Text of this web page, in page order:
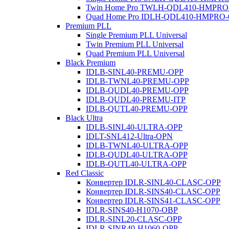
Twin Home Pro TWLH-QDL410-
Quad Home Pro IDLH-QDL410-
Premium PLL
Single Premium PLL Universal
Twin Premium PLL Universal
Quad Premium PLL Universal
Black Premium
IDLB-SINL40-PREMU-OPP
IDLB-TWNL40-PREMU-OPP
IDLB-QUDL40-PREMU-OPP
IDLB-QUDL40-PREMU-ITP
IDLB-QUTL40-PREMU-OPP
Black Ultra
IDLB-SINL40-ULTRA-OPP
IDLT-SNL412-Ultra-OPN
IDLB-TWNL40-ULTRA-OPP
IDLB-QUDL40-ULTRA-OPP
IDLB-QUTL40-ULTRA-OPP
Red Classic
Конвертер IDLR-SINL40-CLASC-OPP
Конвертер IDLR-SINS40-CLASC-OPP
Конвертер IDLR-SINS41-CLASC-OPP
IDLR-SINS40-H1070-OBP
IDLR-SINL20-CLASC-OPP